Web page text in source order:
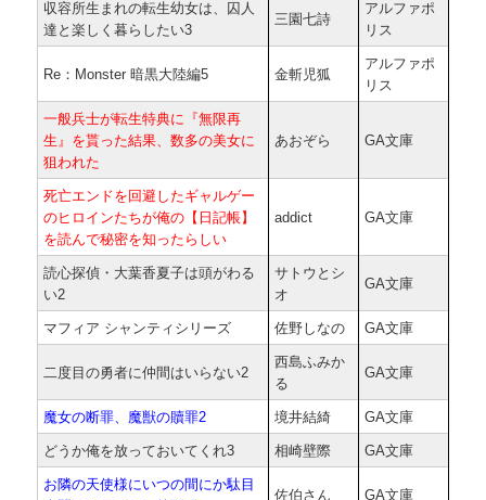
収容所生まれの転生幼女は、囚人
達と楽しく暮らしたい3
三園七詩
アルファポ
リス
Re：Monster 暗黒大陸編5 金斬児狐
アルファポ
リス
一般兵士が転生特典に『無限再
生』を貰った結果、数多の美女に
狙われた
あおぞら GA文庫
死亡エンドを回避したギャルゲー
のヒロインたちが俺の【日記帳】
を読んで秘密を知ったらしい
addict GA文庫
読心探偵・大葉香夏子は頭がわる
い2
サトウとシ
オ
GA文庫
マフィア シャンティシリーズ 佐野しなの GA文庫
二度目の勇者に仲間はいらない2
西島ふみか
る
GA文庫
魔女の断罪、魔獣の贖罪2 境井結綺 GA文庫
どうか俺を放っておいてくれ3 相崎壁際 GA文庫
お隣の天使様にいつの間にか駄目
佐伯さん GA文庫